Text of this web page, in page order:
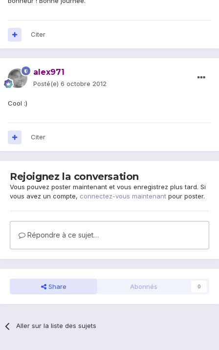
Citer
alex971
Posté(e) 6 octobre 2012
Cool :)
Citer
Rejoignez la conversation
Vous pouvez poster maintenant et vous enregistrez plus tard. Si
vous avez un compte, connectez-vous maintenant pour poster.
Répondre à ce sujet…
Share Abonnés 0
Aller sur la liste des sujets